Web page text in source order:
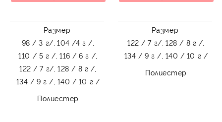
Размер
98 / 3 г/, 104 /4 г /,
110 / 5 г /, 116 / 6 г /,
122 / 7 г/, 128 / 8 г /,
134 / 9 г /, 140 / 10 г /
Полиестер
Размер
122 / 7 г/, 128 / 8 г /,
134 / 9 г /, 140 / 10 г /
Полиестер